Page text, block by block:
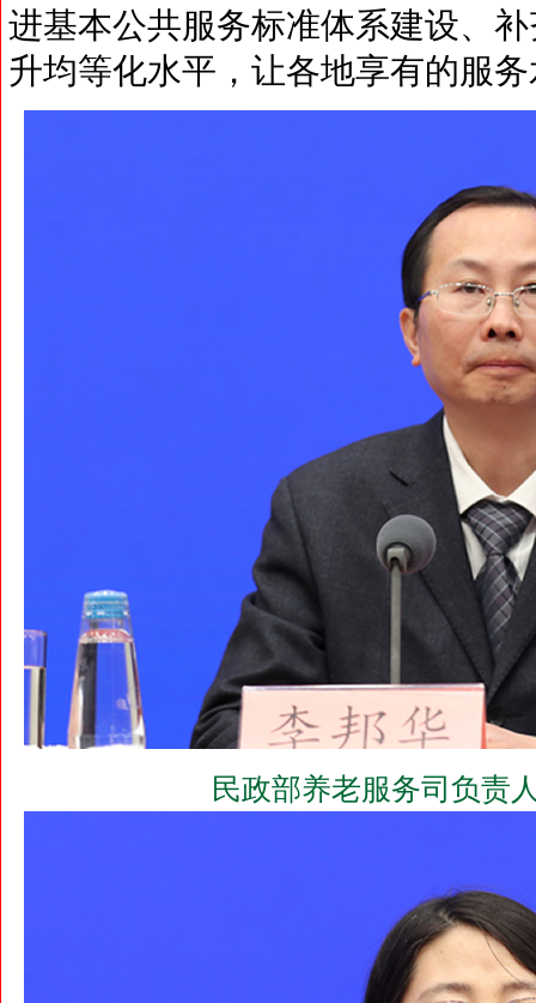
进基本公共服务标准体系建设、
升均等化水平，让各地享有的服
民政部养老服务司负责